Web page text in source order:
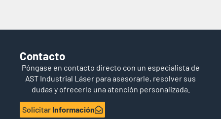
Contacto
Póngase en contacto directo con un especialista de
AST Industrial Láser para asesorarle, resolver sus
dudas y ofrecerle una atención personalizada.
Solicitar Información